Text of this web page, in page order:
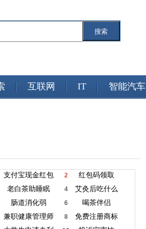
搜索
互联网 IT 智能汽车